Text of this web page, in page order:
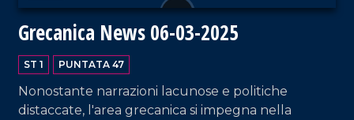
Grecanica News 06-03-2025
ST 1 PUNTATA 47
Nonostante narrazioni lacunose e politiche
distaccate, l'area grecanica si impegna nella
VAI AL TITOLO